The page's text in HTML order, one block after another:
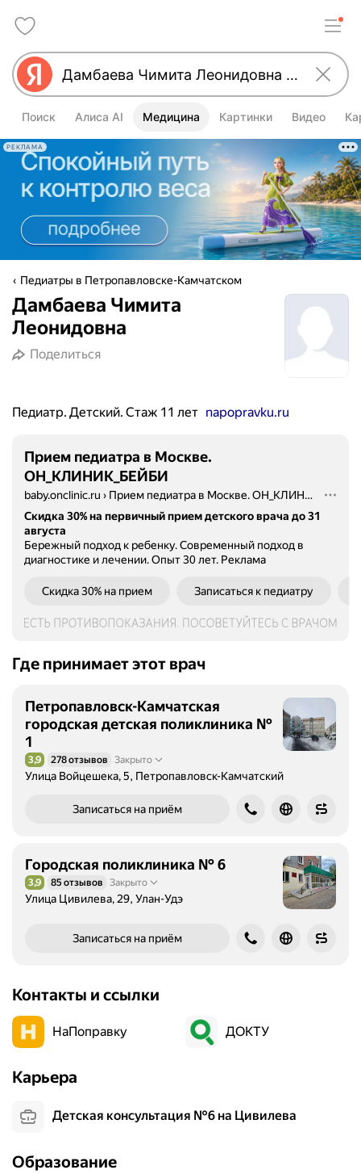
Поиск Алиса AI Медицина Картинки Видео
РЕКЛАМА
Педиатры в Петропавловске-Камчатском
Дамбаева Чимита
Леонидовна
Поделиться
Педиатр. Детский. Стаж 11 лет napopravku.ru
Прием педиатра в Москве.
ОН_КЛИНИК_БЕЙБИ
baby.onclinic.ru › Прием педиатра в Москве. ОН_КЛИНИК_БЕЙБИ
Скидка 30% на первичный прием детского врача до 31
августа
Бережный подход к ребенку. Современный подход в
диагностике и лечении. Опыт 30 лет. Реклама
Скидка 30% на прием Записаться к педиатру
Где принимает этот врач
Петропавловск-Камчатская
городская детская поликлиника №
1
Рейтинг 3,9 из 5
3,9 278 отзывов Закрыто
Улица Войцешека, 5, Петропавловск-Камчатский
Записаться на приём
Городская поликлиника № 6
Рейтинг 3,9 из 5
3,9 85 отзывов Закрыто
Улица Цивилева, 29, Улан-Удэ
Записаться на приём
Контакты и ссылки
НаПоправку ДОКТУ
Карьера
Детская консультация №6 на Цивилева
Образование